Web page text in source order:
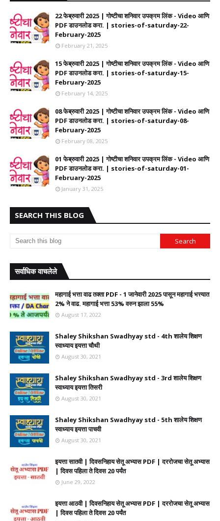
22 फेब्रुवारी 2025 | गोष्टीचा शनिवार उपक्रम लिंक - Video आणि
PDF डाउनलोड करा. | stories-of-saturday-22-
February-2025
February 21, 2025
15 फेब्रुवारी 2025 | गोष्टीचा शनिवार उपक्रम लिंक - Video आणि
PDF डाउनलोड करा. | stories-of-saturday-15-
February-2025
February 14, 2025
08 फेब्रुवारी 2025 | गोष्टीचा शनिवार उपक्रम लिंक - Video आणि
PDF डाउनलोड करा. | stories-of-saturday-08-
February-2025
February 08, 2025
01 फेब्रुवारी 2025 | गोष्टीचा शनिवार उपक्रम लिंक - Video आणि
PDF डाउनलोड करा. | stories-of-saturday-01-
February-2025
January 31, 2025
SEARCH THIS BLOG
सर्वाधिक वाचलेले
महागाई भत्ता वाढ तक्ता PDF - 1 जानेवारी 2025 पासून महागाई भत्त्यात
2% ने वाढ. महागाई भत्ता 53% वरुन झाला 55%
August 17, 2022
Shaley Shikshan Swadhyay std - 4th शालेय शिक्षण
स्वाध्याय इयत्ता चौथी
August 30, 2021
Shaley Shikshan Swadhyay std - 3rd शालेय शिक्षण
स्वाध्याय इयत्ता तिसरी
August 30, 2021
Shaley Shikshan Swadhyay std - 5th शालेय शिक्षण
स्वाध्याय इयत्ता पाचवी
August 30, 2021
इयत्ता सातवी | दिवसनिहाय सेतू अभ्यास PDF | दररोजचा सेतू अभ्यास
| दिवस पहिला ते दिवस 20 पर्यंत
June 29, 2022
इयत्ता आठवी | दिवसनिहाय सेतू अभ्यास PDF | दररोजचा सेतू अभ्यास
| दिवस पहिला ते दिवस 20 पर्यंत